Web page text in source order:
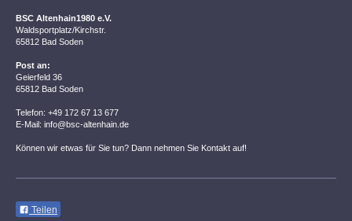
BSC Altenhain1980 e.V.
Waldsportplatz/Kirchstr.
65812 Bad Soden
Post an:
Geierfeld 36
65812 Bad Soden
Telefon: +49 172 67 13 677
E-Mail: info@bsc-altenhain.de
Können wir etwas für Sie tun? Dann nehmen Sie Kontakt auf!
Teilen